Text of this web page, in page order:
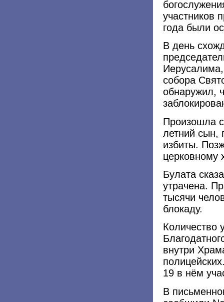
участников
года были
В день
собора
обнаружил,
Произошла
летний сын,
избиты.
церковному
Булата
утрачена.
тысячи
блокаду.
Количество
внутри
19 в нём
В